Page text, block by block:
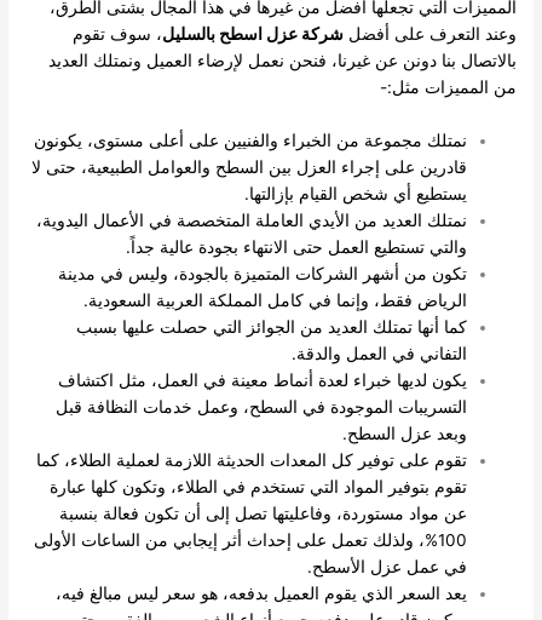
المميزات التي تجعلها أفضل من غيرها في هذا المجال بشتى الطرق،
وعند التعرف على أفضلشركة عزل اسطح بالسليل، سوف تقوم
بالاتصال بنا دونن عن غيرنا، فنحن نعمل لإرضاء العميل ونمتلك العديد
من المميزات مثل:-
نمتلك مجموعة من الخبراء والفنيين على أعلى مستوى، يكونون
قادرين على إجراء العزل بين السطح والعوامل الطبيعية، حتى لا
يستطيع أي شخص القيام بإزالتها.
نمتلك العديد من الأيدي العاملة المتخصصة في الأعمال اليدوية،
والتي تستطيع العمل حتى الانتهاء بجودة عالية جداً.
تكون من أشهر الشركات المتميزة بالجودة، وليس في مدينة
الرياض فقط، وإنما في كامل المملكة العربية السعودية.
كما أنها تمتلك العديد من الجوائز التي حصلت عليها بسبب
التفاني في العمل والدقة.
يكون لديها خبراء لعدة أنماط معينة في العمل، مثل اكتشاف
التسريبات الموجودة في السطح، وعمل خدمات النظافة قبل
وبعد عزل السطح.
تقوم على توفير كل المعدات الحديثة اللازمة لعملية الطلاء، كما
تقوم بتوفير المواد التي تستخدم في الطلاء، وتكون كلها عبارة
عن مواد مستوردة، وفاعليتها تصل إلى أن تكون فعالة بنسبة
100%، ولذلك تعمل على إحداث أثر إيجابي من الساعات الأولى
في عمل عزل الأسطح.
يعد السعر الذي يقوم العميل بدفعه، هو سعر ليس مبالغ فيه،